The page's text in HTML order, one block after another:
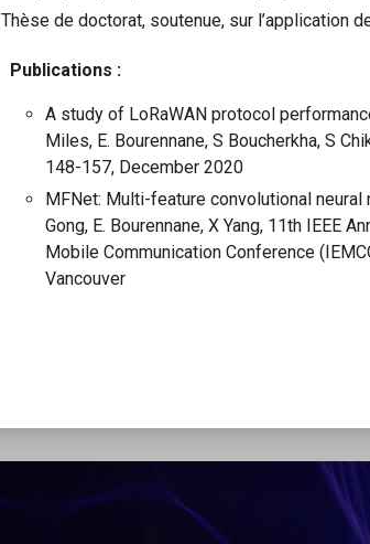
Thèse de doctorat, soutenue, sur l’application
Publications :
A study of LoRaWAN protocol
Miles, E. Bourennane, S Boucherkha, S
148-157, December 2020
MFNet: Multi-feature convolutional
Gong, E. Bourennane, X Yang, 11th IEEE
Mobile Communication Conference
Vancouver